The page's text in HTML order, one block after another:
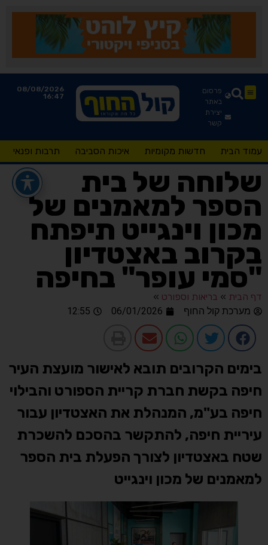
פרסום
באתר
יצירת
קשר
08/08/2026
16:47
עמוד הבית חדשות מקומיות איכות הסביבה תרבות ופנאי
שלוחה של בית
הספר למאמנים של
מכון וינגייט תיפתח
בקרוב באצטדיון
"סמי עופר" בחיפה
דף הבית » בריאות וספורט »
מערכת קול החוף
06/01/2026
12:55
בימים הקרובים תובא לאישור מועצת העיר
חיפה בקשת חברת קריית הספורט והבילוי
חיפה בע"מ, המנהלת את האצטדיון עבור
עיריית חיפה, להתקשר בהסכם להשכרת
שטח באצטדיון לצורך הפעלת בית הספר
למאמנים של מכון וינגייט